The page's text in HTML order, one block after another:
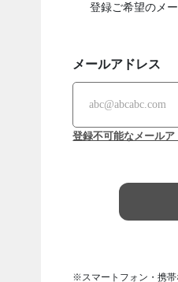
登録ご希望のメ
メールアドレス
登録不可能なメール
※スマートフォン・携